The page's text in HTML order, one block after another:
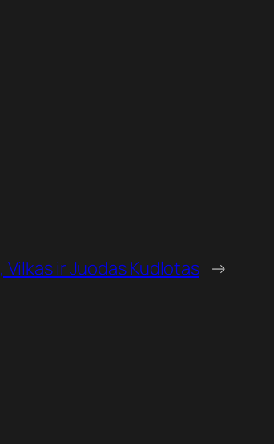
ir Juodas Kudlotas →